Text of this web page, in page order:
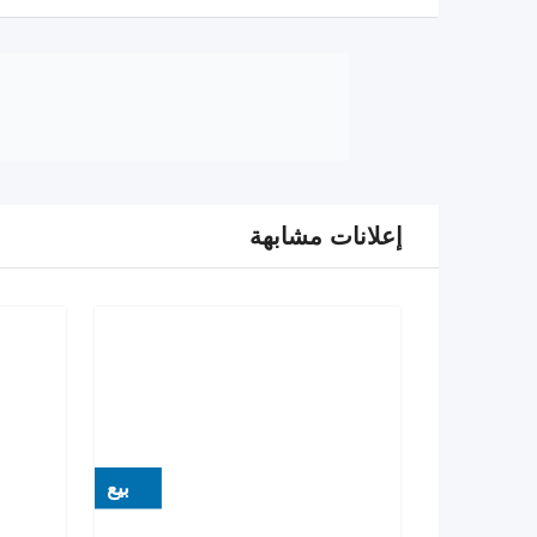
إعلانات مشابهة
بيع